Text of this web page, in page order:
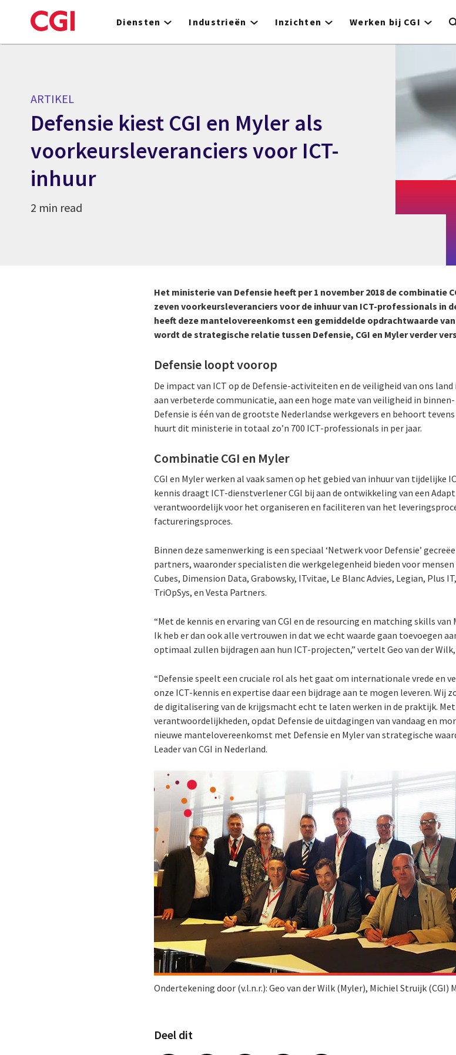
to
Diensten Industrieën Inzichten Werken bij CGI
ARTIKEL
Defensie kiest CGI en Myler als
voorkeursleveranciers voor ICT-
inhuur
2 min read
Het ministerie van Defensie heeft per 1 november 2018 de combinatie
zeven voorkeursleveranciers voor de inhuur van ICT-professionals in
heeft deze mantelovereenkomst een gemiddelde opdrachtwaarde
wordt de strategische relatie tussen Defensie, CGI en Myler verder
Defensie loopt voorop
De impact van ICT op de Defensie-activiteiten en de veiligheid van ons
aan verbeterde communicatie, aan een hoge mate van veiligheid in
Defensie is één van de grootste Nederlandse werkgevers en behoort
huurt dit ministerie in totaal zo’n 700 ICT-professionals in per jaar.
Combinatie CGI en Myler
CGI en Myler werken al vaak samen op het gebied van inhuur van tijdelijke
kennis draagt ICT-dienstverlener CGI bij aan de ontwikkeling van een
verantwoordelijk voor het organiseren en faciliteren van het
factureringsproces.
Binnen deze samenwerking is een speciaal ‘Netwerk voor Defensie’
partners, waaronder specialisten die werkgelegenheid bieden voor
Cubes, Dimension Data, Grabowsky, ITvitae, Le Blanc Advies, Legian, Plus
TriOpSys, en Vesta Partners.
“Met de kennis en ervaring van CGI en de resourcing en matching skills
Ik heb er dan ook alle vertrouwen in dat we echt waarde gaan toevoegen
optimaal zullen bijdragen aan hun ICT-projecten,” vertelt Geo van der Wilk,
“Defensie speelt een cruciale rol als het gaat om internationale vrede en
onze ICT-kennis en expertise daar een bijdrage aan te mogen leveren. Wij
de digitalisering van de krijgsmacht echt te laten werken in de praktijk.
verantwoordelijkheden, opdat Defensie de uitdagingen van vandaag en
nieuwe mantelovereenkomst met Defensie en Myler van strategische
Leader van CGI in Nederland.
Ondertekening door (v.l.n.r.): Geo van der Wilk (Myler), Michiel Struijk (CGI)
Deel dit